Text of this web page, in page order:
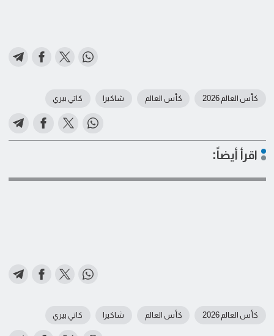
كأس العالم 2026 كأس العالم شاكيرا كاتي بيري
اقرأ أيضاً:
كأس العالم 2026 كأس العالم شاكيرا كاتي بيري